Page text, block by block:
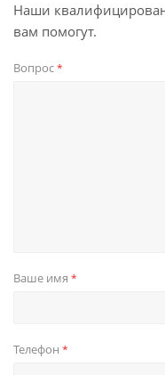
Наши
вам помогут.
Вопрос*
Ваше имя *
Телефон *